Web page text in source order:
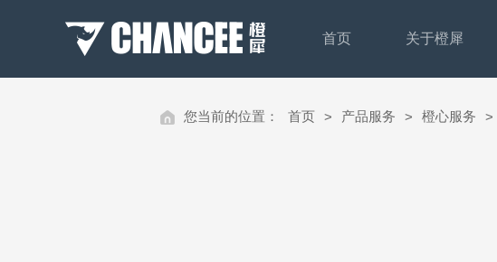
首页 关于橙犀
您当前的位置： 首页 > 产品服务 > 橙心服务 >